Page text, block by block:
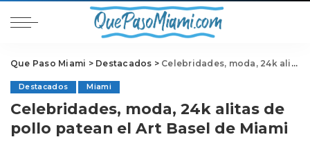
Que Paso Miami > Destacados > Celebridades, moda, 24k alitas de pollo patean el Art Basel de Miami
Destacados Miami
Celebridades, moda, 24k alitas de
pollo patean el Art Basel de Miami